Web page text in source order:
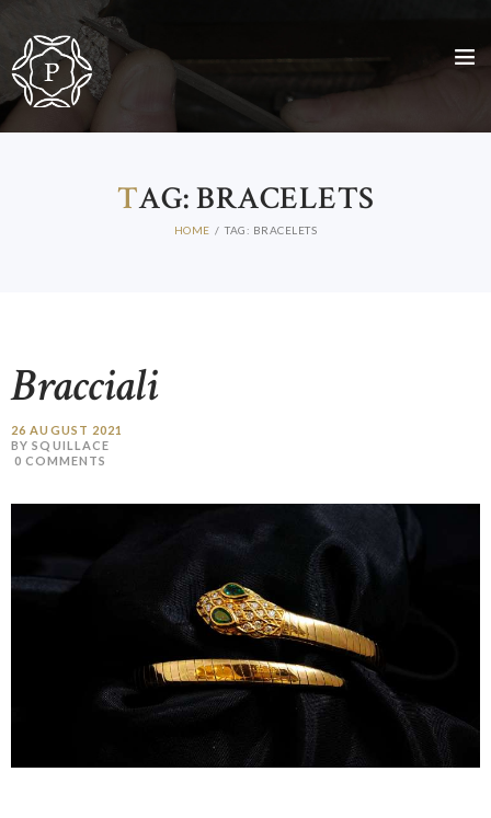
TAG: BRACELETS
HOME TAG: BRACELETS
Bracciali
26 AUGUST 2021
BY SQUILLACE
0 COMMENTS